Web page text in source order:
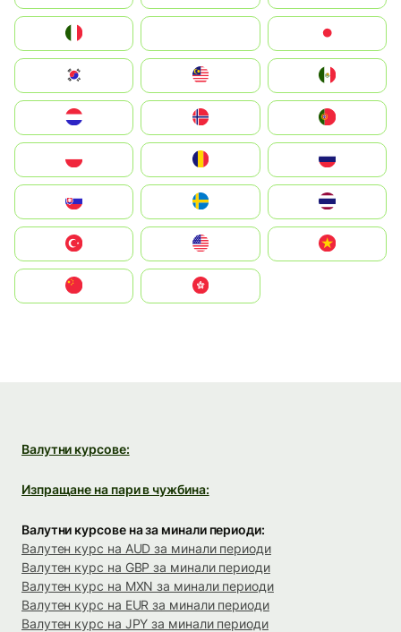
South Korea
United States
中國香港特別行政區
Валутни курсове:
Изпращане на пари в чужбина:
Валутни курсове на за минали периоди:
Валутен курс на AUD за минали периоди
Валутен курс на GBP за минали периоди
Валутен курс на MXN за минали периоди
Валутен курс на EUR за минали периоди
Валутен курс на JPY за минали периоди